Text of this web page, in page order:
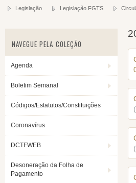
Legislação Legislação FGTS
NAVEGUE PELA COLEÇÃO
Agenda
Boletim Semanal
Códigos/Estatutos/Constituições
Coronavírus
DCTFWEB
Desoneração da Folha de
Pagamento